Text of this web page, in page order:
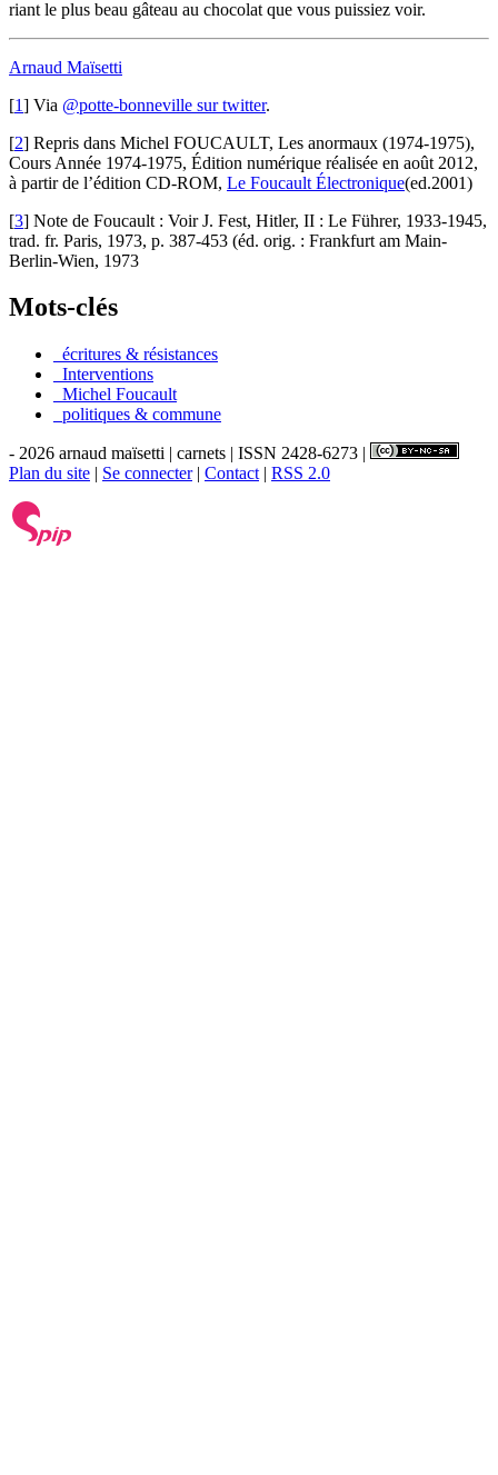
riant le plus beau gâteau au chocolat que vous puissiez voir.
Arnaud Maïsetti
[1] Via @potte-bonneville sur twitter.
[2] Repris dans Michel FOUCAULT, Les anormaux (1974-1975),
Cours Année 1974-1975, Édition numérique réalisée en août 2012,
à partir de l’édition CD-ROM, Le Foucault Électronique(ed.2001)
[3] Note de Foucault : Voir J. Fest, Hitler, II : Le Führer, 1933-1945,
trad. fr. Paris, 1973, p. 387-453 (éd. orig. : Frankfurt am Main-
Berlin-Wien, 1973
Mots-clés
_écritures & résistances
_Interventions
_Michel Foucault
_politiques & commune
- 2026 arnaud maïsetti | carnets | ISSN 2428-6273 |
Plan du site | Se connecter| Contact | RSS 2.0